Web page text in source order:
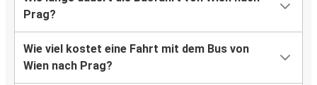
Prag?
Wie viel kostet eine Fahrt mit dem Bus von
Wien nach Prag?